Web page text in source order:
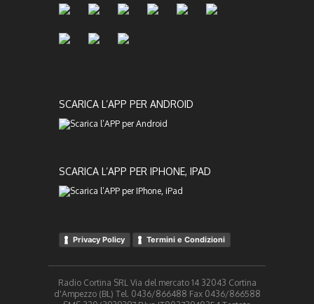
SCARICA L’APP PER ANDROID
SCARICA L’APP PER IPHONE, IPAD
Privacy Policy Termini e Condizioni
Radio Cortina SRL Via del mercato 14 32043 Cortina
d'Ampezzo (BL) Tel. 0436/866488 Fax 0436/866588